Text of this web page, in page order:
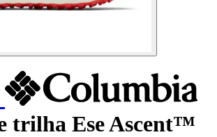
trilha Ese Ascent™